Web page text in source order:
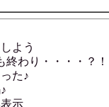
よう
終わり・・・・？！
た♪
示